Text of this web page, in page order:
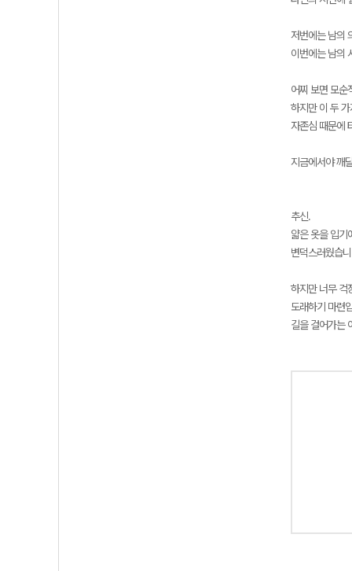
저번에는 남의
이번에는 남의
어찌 보면 모순
하지만 이 두
자존심 때문에
지금에서야 깨
추신.
얇은 옷을 입기
변덕스러웠습
하지만 너무 걱
도래하기 마련
길을 걸어가는